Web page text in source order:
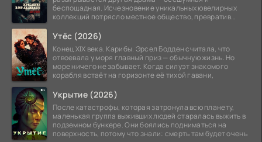
беспощадная. Исчезновение уникальных ювелирных
коллекций потрясло местное общество, превратив
Утёс (2026)
Конец XIX века. Карибы. Эрсел Бодден считала, что
отвоевала у моря главный приз — обычную жизнь. Но
море ничего не забывает. Когда силуэт знакомого
корабля встаёт на горизонте её тихой гавани,
Укрытие (2026)
После катастрофы, которая затронула всю планету,
маленькая группа выживших людей старалась выжить в
подземном бункере. Они боялись подниматься на
поверхность, потому что знали: смерть там будет очень